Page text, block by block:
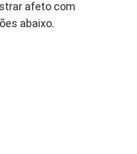
afeto com
abaixo.